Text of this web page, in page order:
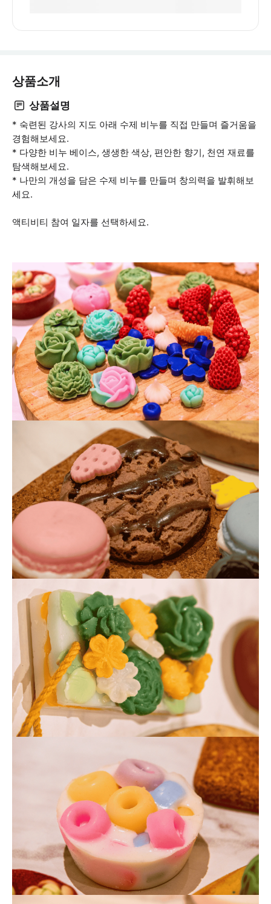
상품소개
상품설명
* 숙련된 강사의 지도 아래 수제 비누를 직접 만들며 즐거움을
경험해보세요.
* 다양한 비누 베이스, 생생한 색상, 편안한 향기, 천연 재료를
탐색해보세요.
* 나만의 개성을 담은 수제 비누를 만들며 창의력을 발휘해보
세요.
액티비티 참여 일자를 선택하세요.